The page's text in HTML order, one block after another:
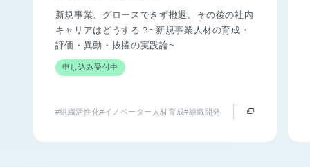
新規事業、グロースできず撤退。その後の社内
キャリアはどうする？~新規事業人材の育成・
評価・異動・抜擢の実践論~
申し込み受付中
#組織活性化#イノベーター人材育成#組織開発